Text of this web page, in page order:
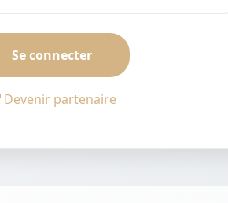
Se connecter
Devenir partenaire